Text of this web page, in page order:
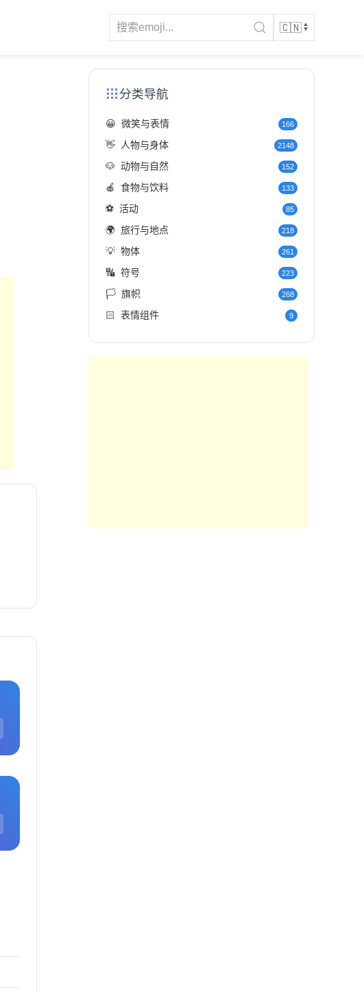
分类导航
😀 微笑与表情 166
👋 人物与身体 2148
🐶 动物与自然 152
🍎 食物与饮料 133
⚽ 活动 85
🌍 旅行与地点 218
💡 物体 261
🔣 符号 223
🏳️ 旗帜 268
🏻 表情组件 9